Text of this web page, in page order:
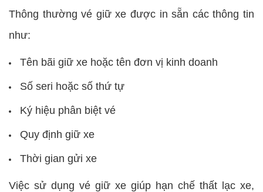
Thông thường vé giữ xe được in sẵn các thông tin
như:
Tên bãi giữ xe hoặc tên đơn vị kinh doanh
Số seri hoặc số thứ tự
Ký hiệu phân biệt vé
Quy định giữ xe
Thời gian gửi xe
Việc sử dụng vé giữ xe giúp hạn chế thất lạc xe,